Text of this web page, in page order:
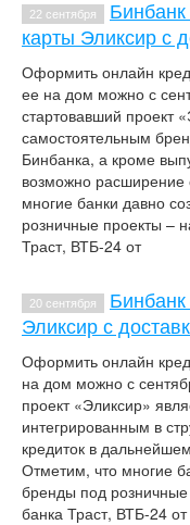
22 сентября
карты Эликсир с
Оформить онлайн
ее на дом можно с
стартовавший проект
самостоятельным
Бинбанка, а кроме
возможно расширение
многие банки давно
розничные проекты –
Траст, ВТБ-24 от
20 сентября
Эликсир с
Оформить онлайн
на дом можно с
проект «Эликсир»
интегрированным в
кредиток в
Отметим, что многие
бренды под
банка Траст, ВТБ-24 от